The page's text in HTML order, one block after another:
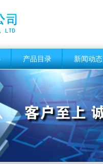
产品目录 新闻动态